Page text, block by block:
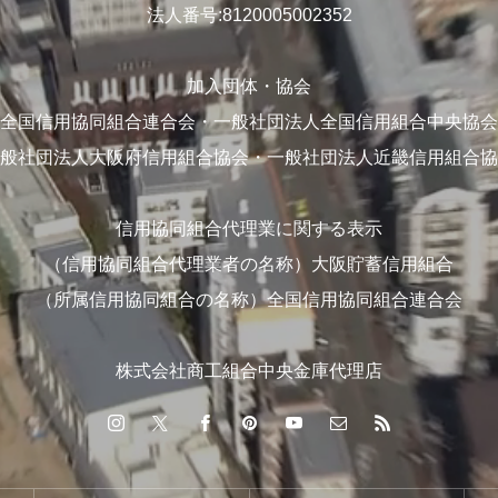
法人番号:8120005002352
加入団体・協会
全国信用協同組合連合会・一般社団法人全国信用組合中央協会
社団法人大阪府信用組合協会・一般社団法人近畿信用組合
信用協同組合代理業に関する表示
（信用協同組合代理業者の名称）大阪貯蓄信用組合
（所属信用協同組合の名称）全国信用協同組合連合会
株式会社商工組合中央金庫代理店